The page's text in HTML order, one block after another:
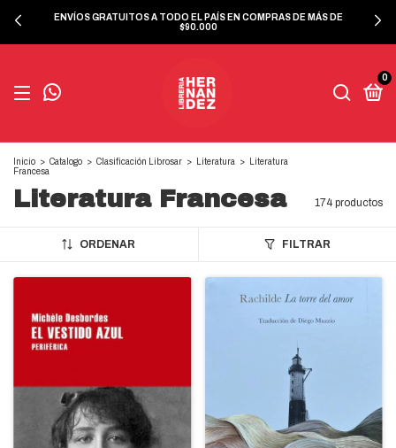
ENVÍOS GRATUITOS A TODO EL PAÍS EN COMPRAS DE MÁS DE
$90.000
0
Inicio > Catalogo > Clasificación Librosar > Literatura >
Literatura
Francesa
Literatura Francesa 174 productos
ORDENAR FILTRAR